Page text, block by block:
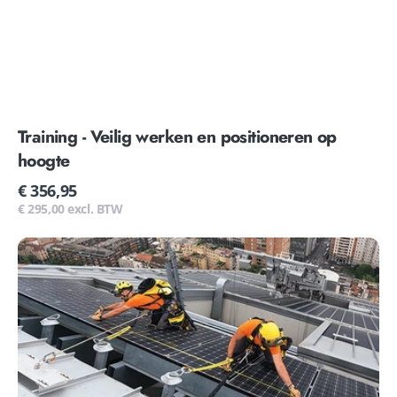
Training - Veilig werken en positioneren op
hoogte
Normale
prijs
€ 356,95
€ 295,00 excl. BTW
Training
-
Veilig
werken
op
hoogte
PV
installateur